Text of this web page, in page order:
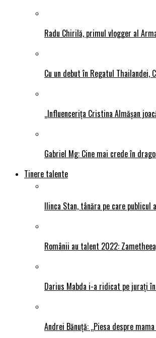
Radu Chirilă, primul vlogger al
Cu un debut în Regatul
„Influencerița Cristina Almășan
Gabriel Mg: Cine mai crede în
Tinere talente
Ilinca Stan, tânăra pe care publicul
Românii au talent 2022:
Darius Mabda i-a ridicat pe jurați
Andrei Bănuță: „Piesa despre